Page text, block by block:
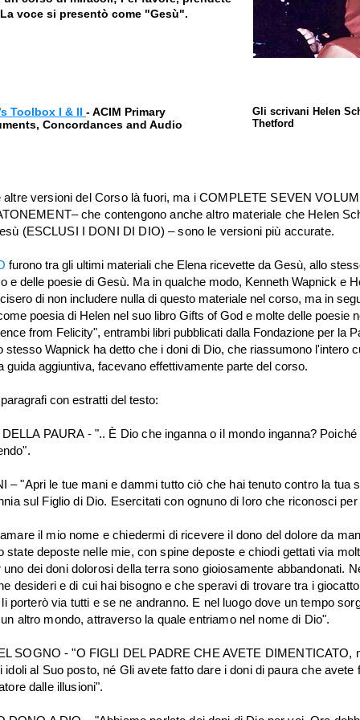
voce si presentò come "Gesù".
Toolbox I & II - ACIM Primary
Concordances and Audio
Gli scrivani Helen
Thetford
altre versioni del Corso là fuori, ma i COMPLETE SEVEN
che contengono anche altro materiale che Helen
(ESCLUSI I DONI DI DIO) – sono le versioni più accurate.
furono tra gli ultimi materiali che Elena ricevette da Gesù, allo
e delle poesie di Gesù. Ma in qualche modo, Kenneth Wapnick e
di non includere nulla di questo materiale nel corso, ma in
poesia di Helen nel suo libro Gifts of God e molte delle poesie
from Felicity", entrambi libri pubblicati dalla Fondazione per la
stesso Wapnick ha detto che i doni di Dio, che riassumono l'intero
guida aggiuntiva, facevano effettivamente parte del corso.
con estratti del testo:
PAURA - ".. È Dio che inganna o il mondo inganna?
– "Apri le tue mani e dammi tutto ciò che hai tenuto contro la tua
sul Figlio di Dio. Esercitati con ognuno di loro che riconosci
il mio nome e chiedermi di ricevere il dono del dolore da
state deposte nelle mie, con spine deposte e chiodi gettati via
dei doni dolorosi della terra sono gioiosamente abbandonati.
desideri e di cui hai bisogno e che speravi di trovare tra i
porterò via tutti e se ne andranno. E nel luogo dove un tempo
altro mondo, attraverso la quale entriamo nel nome di Dio".
SOGNO - "O FIGLI DEL PADRE CHE AVETE DIMENTICATO,
al Suo posto, né Gli avete fatto dare i doni di paura che avete
dalle illusioni".